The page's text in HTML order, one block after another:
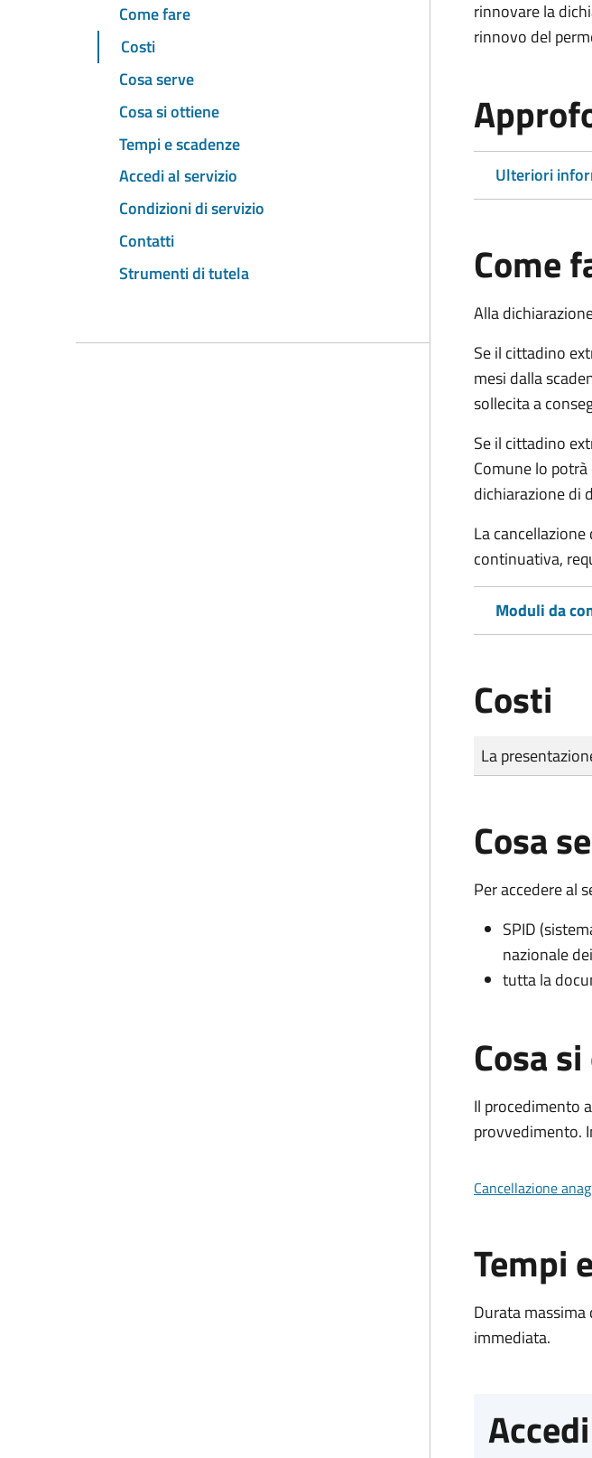
Come fare
Costi
Cosa serve
Cosa si ottiene
Tempi e scadenze
Accedi al servizio
Condizioni di servizio
Contatti
Strumenti di tutela
rinnovare la
rinnovo del
Ulteriori
Come
Alla
Se il cittadino
mesi dalla
sollecita a
Se il cittadino
Comune lo
dichiarazione di
La
continuativa,
Moduli da
Costi
Tipo di
Importo
La
Cosa
Per accedere al
SPID
nazionale
tutta la
Cosa
Il procedimento
provvedimento.
Cancellazione
Tempi
Durata
immediata.